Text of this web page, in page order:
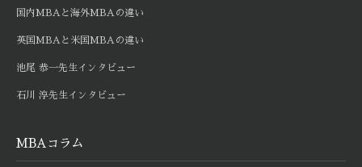
国内MBAと海外MBAの違い
英国MBAと米国MBAの違い
池尾 恭一先生インタビュー
石川 淳先生インタビュー
MBAコラム